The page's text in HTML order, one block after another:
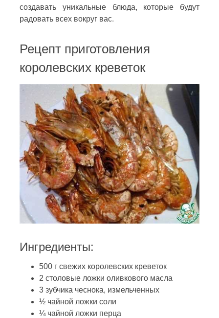
создавать уникальные блюда, которые будут
радовать всех вокруг вас.
Рецепт приготовления
королевских креветок
Ингредиенты:
500 г свежих королевских креветок
2 столовые ложки оливкового масла
3 зубчика чеснока, измельченных
½ чайной ложки соли
¼ чайной ложки перца